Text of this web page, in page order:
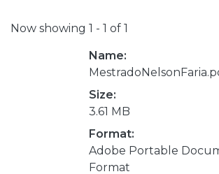
Now showing 1 - 1 of 1
Name:
Size:
3.61 MB
Format:
Adobe Portable
Format